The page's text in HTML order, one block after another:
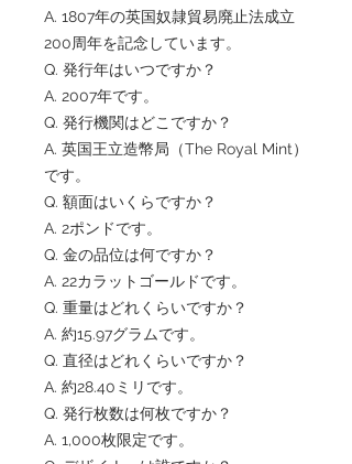
A. 1807年の英国奴隷貿易廃止法成立
200周年を記念しています。
Q. 発行年はいつですか？
A. 2007年です。
Q. 発行機関はどこですか？
A. 英国王立造幣局（The Royal Mint）
です。
Q. 額面はいくらですか？
A. 2ポンドです。
Q. 金の品位は何ですか？
A. 22カラットゴールドです。
Q. 重量はどれくらいですか？
A. 約15.97グラムです。
Q. 直径はどれくらいですか？
A. 約28.40ミリです。
Q. 発行枚数は何枚ですか？
A. 1,000枚限定です。